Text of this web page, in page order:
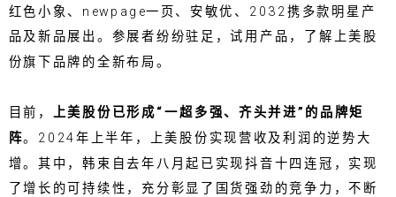
红色小象、newpage一页、安敏优、2032携多款明星产
品及新品展出。参展者纷纷驻足，试用产品，了解上美股
份旗下品牌的全新布局。
目前， 上美股份已形成“一超多强、齐头并进”的品牌矩
阵。2024年上半年，上美股份实现营收及利润的逆势大
增。其中，韩束自去年八月起已实现抖音十四连冠，实现
了增长的可持续性，充分彰显了国货强劲的竞争力，不断